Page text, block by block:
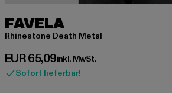
FAVELA
Rhinestone Death Metal
EUR 65,09
Derzeitiger Preis: EUR 65,09
inkl. MwSt.
Sofort lieferbar!